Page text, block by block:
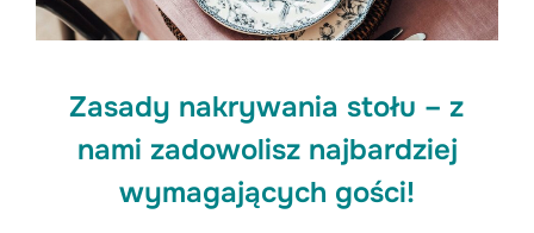
Zasady nakrywania stołu – z
nami zadowolisz najbardziej
wymagających gości!